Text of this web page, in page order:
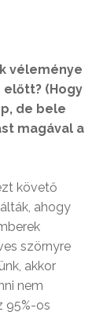
véleménye
előtt? (Hogy
de bele
magával a
követő
ahogy
szörnyre
akkor
nem
95%-os